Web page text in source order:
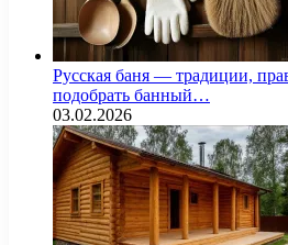
Русская баня — традиции,
подобрать банный…
03.02.2026